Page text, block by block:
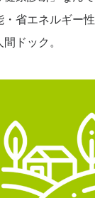
省エネルギー
ドック。